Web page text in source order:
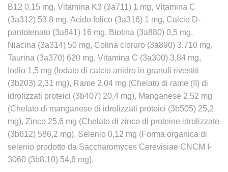
B12 0,15 mg, Vitamina K3 (3a711) 1 mg, Vitamina C
(3a312) 53,8 mg, Acido folico (3a316) 1 mg, Calcio D-
pantotenato (3a841) 16 mg, Biotina (3a880) 0,5 mg,
Niacina (3a314) 50 mg, Colina cloruro (3a890) 3.710 mg,
Taurina (3a370) 620 mg, Vitamina C (3a300) 3,84 mg,
Iodio 1,5 mg (Iodato di calcio anidro in granuli rivestiti
(3b203) 2,31 mg), Rame 2,04 mg (Chelato di rame (II) di
idrolizzati proteici (3b407) 20,4 mg), Manganese 2,52 mg
(Chelato di manganese di idrolizzati proteici (3b505) 25,2
mg), Zinco 25,6 mg (Chelato di zinco di proteine idrolizzate
(3b612) 586,2 mg), Selenio 0,12 mg (Forma organica di
selenio prodotto da Saccharomyces Cerevisiae CNCM I-
3060 (3b8.10) 54,6 mg).